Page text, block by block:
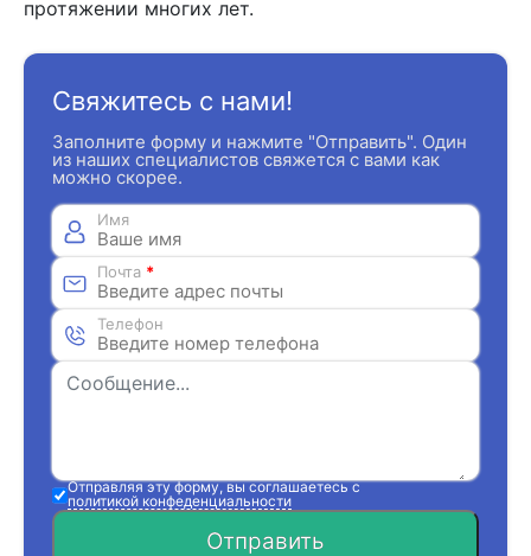
протяжении многих лет.
Свяжитесь с нами!
Заполните форму и нажмите "Отправить". Один
из наших специалистов свяжется с вами как
можно скорее.
Имя
Почта *
Телефон
Отправляя эту форму, вы соглашаетесь с
политикой конфеденциальности
Отправить